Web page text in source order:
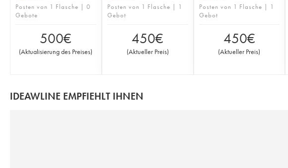
Posten von 1 Flasche | 0
Gebote
500€
(Aktualisierung des Preises)
Posten von 1 Flasche | 1
Gebot
450€
(Aktueller Preis)
Posten von 1 Flasche | 1
Gebot
450€
(Aktueller Preis)
IDEAWLINE EMPFIEHLT IHNEN